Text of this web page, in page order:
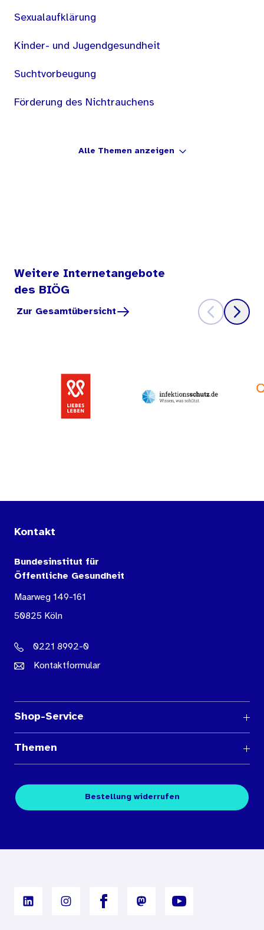
Sexualaufklärung
Kinder- und Jugendgesundheit
Suchtvorbeugung
Förderung des Nichtrauchens
Alle Themen anzeigen
Weitere Internetangebote
des BIÖG
Zur Gesamtübersicht
Kontakt
Bundesinstitut für
Öffentliche Gesundheit
Maarweg 149-161
50825 Köln
0221 8992-0
Kontaktformular
Shop-Service
Medienübersichten
Kontakt
Themen
Fachpublikationen
Digitales Archiv
Bestellung widerrufen